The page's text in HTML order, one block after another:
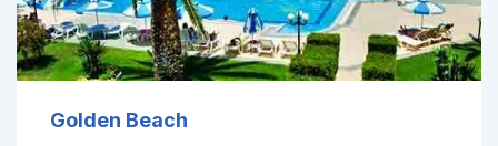
Golden Beach